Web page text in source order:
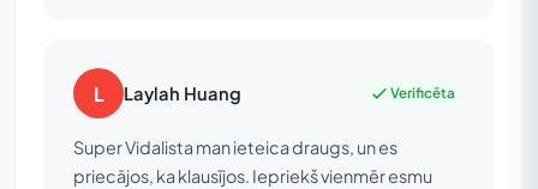
L Laylah Huang Verificēta
Super Vidalista man ieteica draugs, un es
priecājos, ka klausījos. Iepriekš vienmēr esmu